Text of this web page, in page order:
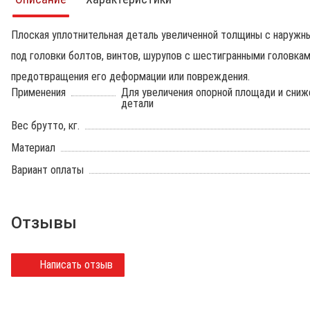
Плоская уплотнительная деталь увеличенной толщины с
под головки болтов, винтов, шурупов с шестигранными
предотвращения его деформации или повреждения.
Применения
Для увеличения опорной площади и
детали
Вес брутто, кг.
Материал
Вариант оплаты
Отзывы
Написать отзыв